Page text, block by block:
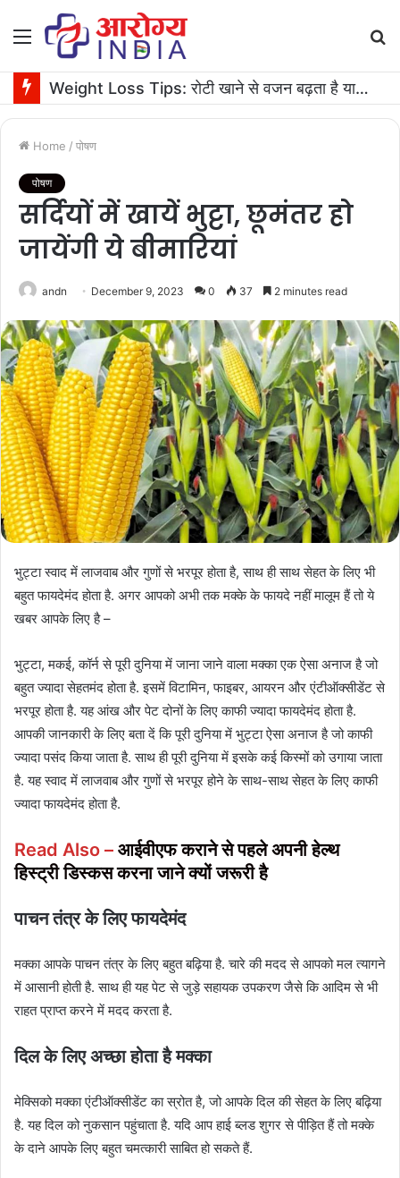
Menu
Weight Loss Tips: रोटी खाने से वजन बढ़ता है या घटता है? जानें एक्सपर्ट की सलाह
Home / पोषण
पोषण
सर्दियों में खायें भुट्टा, छूमंतर हो
जायेंगी ये बीमारियां
andn December 9, 2023 0 37 2 minutes read
भुट्टा स्वाद में लाजवाब और गुणों से भरपूर होता है, साथ ही साथ सेहत के लिए भी
बहुत फायदेमंद होता है. अगर आपको अभी तक मक्के के फायदे नहीं मालूम हैं तो ये
खबर आपके लिए है –
भुट्टा, मकई, कॉर्न से पूरी दुनिया में जाना जाने वाला मक्का एक ऐसा अनाज है जो
बहुत ज्यादा सेहतमंद होता है. इसमें विटामिन, फाइबर, आयरन और एंटीऑक्सीडेंट से
भरपूर होता है. यह आंख और पेट दोनों के लिए काफी ज्यादा फायदेमंद होता है.
आपकी जानकारी के लिए बता दें कि पूरी दुनिया में भुट्टा ऐसा अनाज है जो काफी
ज्यादा पसंद किया जाता है. साथ ही पूरी दुनिया में इसके कई किस्मों को उगाया जाता
है. यह स्वाद में लाजवाब और गुणों से भरपूर होने के साथ-साथ सेहत के लिए काफी
ज्यादा फायदेमंद होता है.
Read Also – आईवीएफ कराने से पहले अपनी हेल्थ
हिस्ट्री डिस्कस करना जाने क्यों जरूरी है
पाचन तंत्र के लिए फायदेमंद
मक्का आपके पाचन तंत्र के लिए बहुत बढ़िया है. चारे की मदद से आपको मल त्यागने
में आसानी होती है. साथ ही यह पेट से जुड़े सहायक उपकरण जैसे कि आदिम से भी
राहत प्राप्त करने में मदद करता है.
दिल के लिए अच्छा होता है मक्का
मेक्सिको मक्का एंटीऑक्सीडेंट का स्रोत है, जो आपके दिल की सेहत के लिए बढ़िया
है. यह दिल को नुकसान पहुंचाता है. यदि आप हाई ब्लड शुगर से पीड़ित हैं तो मक्के
के दाने आपके लिए बहुत चमत्कारी साबित हो सकते हैं.